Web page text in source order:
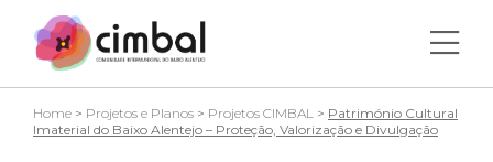
Home > Projetos e Planos > Projetos CIMBAL > Património Cultural
Imaterial do Baixo Alentejo – Proteção, Valorização e Divulgação